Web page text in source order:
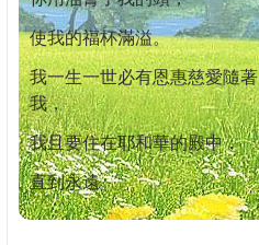
使我的福杯滿溢。
我一生一世必有恩惠慈愛隨著
我，
我且要住在耶和華的殿中，
直到永遠。